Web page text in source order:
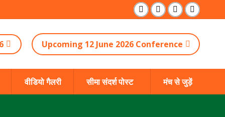
Facebook
page
opens
YouTube
page
opens
new
X
page
opens
new
Instagram
page
opens
new
Upcoming 12 June 2026 Conference
वीडियो गैलरी सीमा संदर्श पोस्ट मंच से जुड़ें